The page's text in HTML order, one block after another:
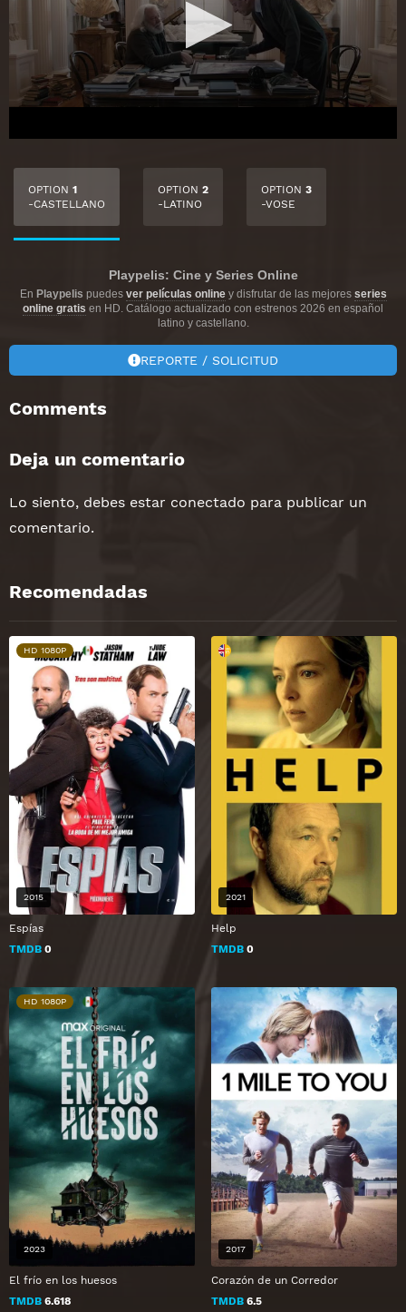
OPTION 1
-CASTELLANO
OPTION 2
-LATINO
OPTION 3
-VOSE
Playpelis: Cine y Series Online
En Playpelis puedes ver películas onliney disfrutar de las mejores series
online gratis en HD. Catálogo actualizado con estrenos 2026 en español
latino y castellano.
REPORTE / SOLICITUD
Comments
Deja un comentario
Lo siento, debes estar conectado para publicar un
comentario.
Recomendadas
Espías
TMDB 0
HD 1080P
2015
Help
TMDB 0
2021
El frío en los huesos
TMDB 6.618
HD 1080P
2023
Corazón de un Corredor
TMDB 6.5
2017